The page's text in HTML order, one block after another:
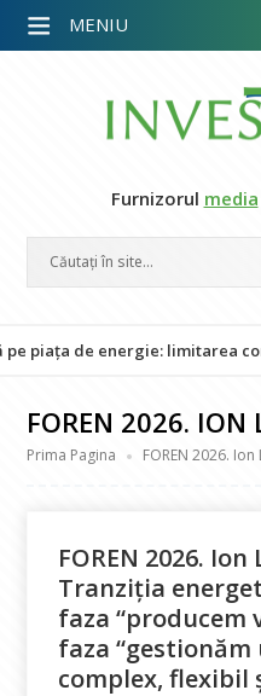
Furnizorul media
de energie: limitarea
FOREN 2026. ION
Prima Pagina FOREN 2026. Ion
FOREN 2026. Ion
Tranziția
faza “producem
faza “gestionăm
complex, flexibil
MENIU